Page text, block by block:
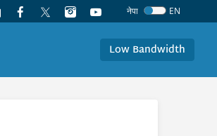
नेपा EN
Low Bandwidth